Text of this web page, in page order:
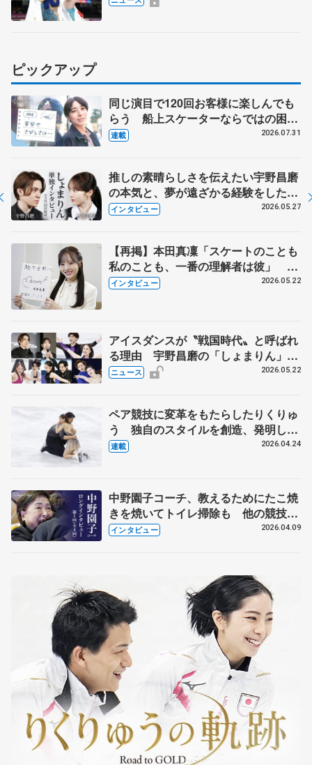
ピックアップ
同じ演目で120回お客様に楽しんでも
らう 船上スケーターならではの困難
とは 影響あったPIW前キャプテン松
連載 2026.07.31
推しの素晴らしさを伝えたい宇野昌磨
の本気と、夢が遠ざかる経験をした本
田真凜の覚悟
インタビュー 2026.05.27
【再掲】本田真凜「スケートのことも
私のことも、一番の理解者は彼」 引
退時の単独インタビューで語った競技
インタビュー 2026.05.22
アイスダンスが〝戦国時代〟と呼ばれ
る理由 宇野昌磨の「しょまりん」ら
実力者が相次いで参戦 国内の競争激
ニュース 2026.05.22
ペア競技に変革をもたらしたりくりゅ
う 独自のスタイルを創造、発明した
【引退発表後②】
連載 2026.04.24
中野園子コーチ、教えるためにたこ焼
きを焼いてトイレ掃除も 他の競技に
も通用するという坂本花織の筋肉
インタビュー 2026.04.09